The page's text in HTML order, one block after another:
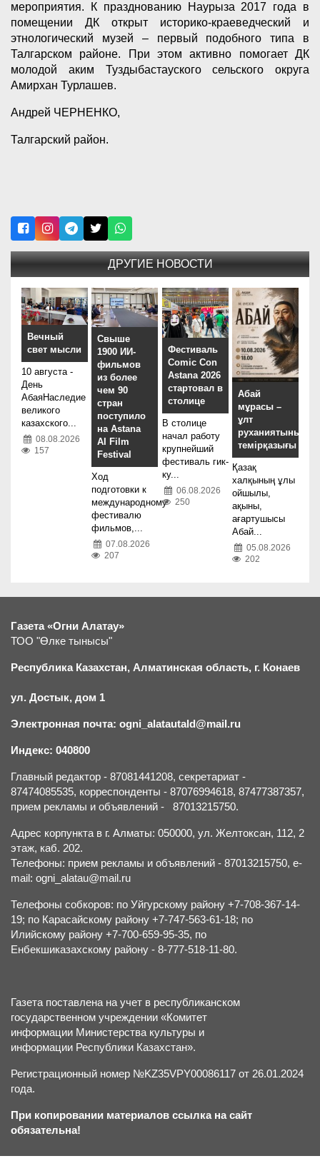
мероприятия. К празднованию Наурыза 2017 года в
помещении ДК открыт историко-краеведческий и
этнологический музей – первый подобного типа в
Талгарском районе. При этом активно помогает ДК
молодой аким Туздыбастауского сельского округа
Амирхан Турлашев.
Андрей ЧЕРНЕНКО,
Талгарский район.
ДРУГИЕ НОВОСТИ
Вечный
свет мысли
10 августа -
День
АбаяНаследие
великого
казахского...
08.08.2026
157
Свыше
1900 ИИ-
фильмов
из более
чем 90
стран
поступило
на Astana
AI Film
Festival
Ход
подготовки к
международному
фестивалю
фильмов,...
07.08.2026
207
Фестиваль
Comic Con
Astana 2026
стартовал в
столице
В столице
начал работу
крупнейший
фестиваль гик-
ку...
06.08.2026
250
Абай
мұрасы –
ұлт
руханиятының
темірқазығы
Қазақ
халқының ұлы
ойшылы,
ақыны,
ағартушысы
Абай...
05.08.2026
202
Газета «Огни Алатау»
ТОО "Өлке тынысы"
Республика Казахстан, Алматинская область, г. Конаев
ул. Достык, дом 1
Электронная почта: ogni_alatautald@mail.ru
Индекс: 040800
Главный редактор - 87081441208, секретариат -
87474085535, корреспонденты - 87076994618, 87477387357,
прием рекламы и объявлений - 87013215750.
Адрес корпункта в г. Алматы: 050000, ул. Желтоксан, 112, 2
этаж, каб. 202.
Телефоны: прием рекламы и объявлений - 87013215750, e-
mail: ogni_alatau@mail.ru
Телефоны собкоров: по Уйгурскому району +7-708-367-14-
19; по Карасайскому району +7-747-563-61-18; по
Илийскому району +7-700-659-95-35, по
Енбекшиказахскому району - 8-777-518-11-80.
Газета поставлена на учет в республиканском
государственном учреждении «Комитет
информации Министерства культуры и
информации Республики Казахстан».
Регистрационный номер №KZ35VPY00086117 от 26.01.2024
года.
При копировании материалов ссылка на сайт
обязательна!